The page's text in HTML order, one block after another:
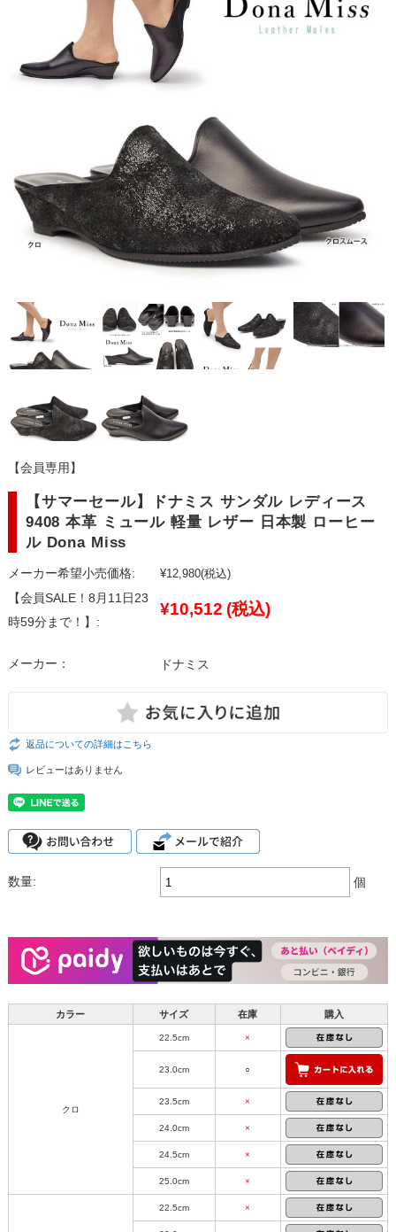
【会員専用】
【サマーセール】ドナミス サンダル レディース
9408 本革 ミュール 軽量 レザー 日本製 ローヒー
ル Dona Miss
メーカー希望小売価格: ¥12,980(税込)
【会員SALE！8月11日23
時59分まで！】:
¥10,512 (税込)
メーカー： ドナミス
返品についての詳細はこちら
レビューはありません
数量: 個
カラー サイズ 在庫 購入
クロ
22.5cm ×
23.0cm ○
23.5cm ×
24.0cm ×
24.5cm ×
25.0cm ×
22.5cm ×